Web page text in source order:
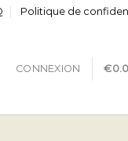
Politique de
CONNEXION €